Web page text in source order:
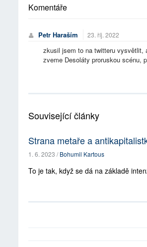
Komentáře
Petr Haraším 23. říj. 2022
zkusil jsem to na twitteru vysvětlit,
zveme Desoláty proruskou scénu,
Související články
Strana metaře a
1. 6. 2023 /Bohumil Kartous
To je tak, když se dá na základě